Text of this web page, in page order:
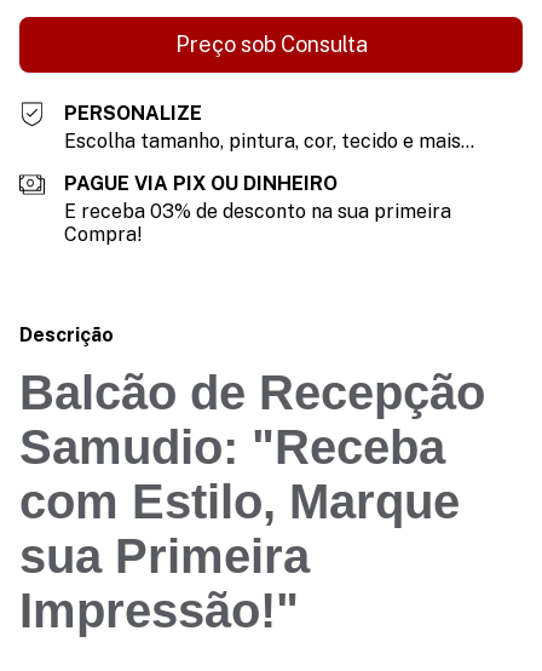
PERSONALIZE
Escolha tamanho, pintura, cor, tecido e mais...
PAGUE VIA PIX OU DINHEIRO
E receba 03% de desconto na sua primeira
Compra!
Descrição
Balcão de Recepção
Samudio: "Receba
com Estilo, Marque
sua Primeira
Impressão!"